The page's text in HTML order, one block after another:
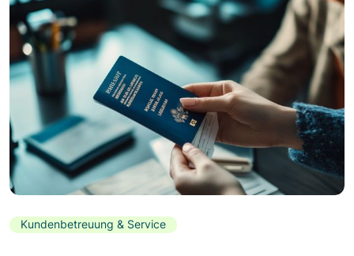
Kundenbetreuung & Service